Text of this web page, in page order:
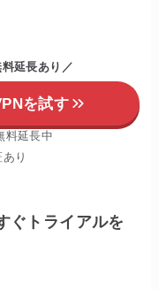
延長あり ／
を試す
料延長中
り
ぐトライアルを